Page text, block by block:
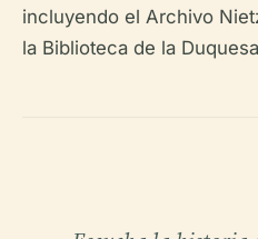
incluyendo el Archivo
la Biblioteca de la